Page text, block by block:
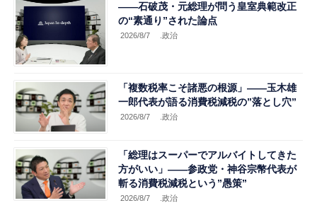
――石破茂・元総理が問う皇室典範改正
の“素通り”された論点
2026/8/7 .政治
「複数税率こそ諸悪の根源」――玉木雄
一郎代表が語る消費税減税の”落とし穴”
2026/8/7 .政治
「総理はスーパーでアルバイトしてきた
方がいい」――参政党・神谷宗幣代表が
斬る消費税減税という”愚策”
2026/8/7 .政治